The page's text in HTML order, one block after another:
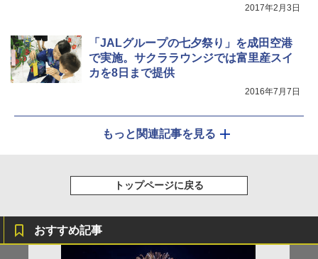
2017年2月3日
「JALグループの七夕祭り」を成田空港
で実施。サクララウンジでは富里産スイ
カを8日まで提供
2016年7月7日
もっと関連記事を見る
トップページに戻る
おすすめ記事